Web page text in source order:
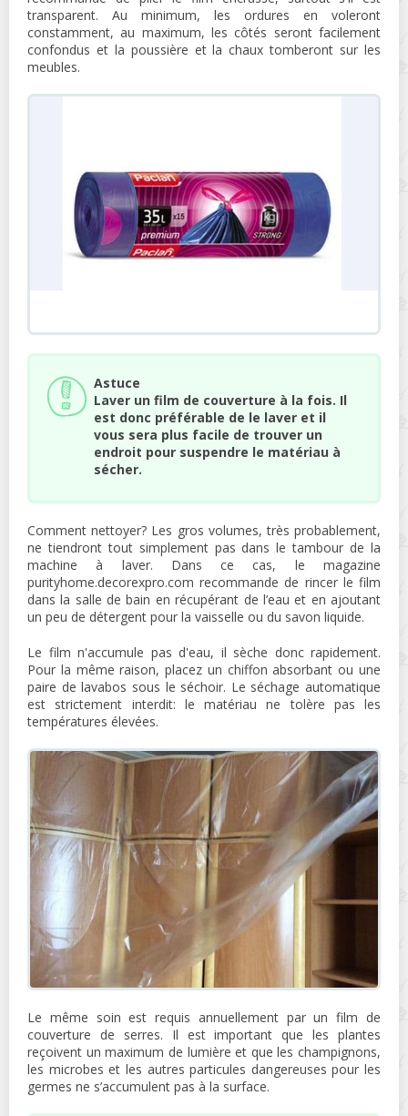
transparent. Au minimum, les ordures en voleront
constamment, au maximum, les côtés seront facilement
confondus et la poussière et la chaux tomberont sur les
meubles.
Astuce
Laver un film de couverture à la fois. Il
est donc préférable de le laver et il
vous sera plus facile de trouver un
endroit pour suspendre le matériau à
sécher.
Comment nettoyer? Les gros volumes, très probablement,
ne tiendront tout simplement pas dans le tambour de la
machine à laver. Dans ce cas, le magazine
purityhome.decorexpro.com recommande de rincer le film
dans la salle de bain en récupérant de l’eau et en ajoutant
un peu de détergent pour la vaisselle ou du savon liquide.
Le film n'accumule pas d'eau, il sèche donc rapidement.
Pour la même raison, placez un chiffon absorbant ou une
paire de lavabos sous le séchoir. Le séchage automatique
est strictement interdit: le matériau ne tolère pas les
températures élevées.
Le même soin est requis annuellement par un film de
couverture de serres. Il est important que les plantes
reçoivent un maximum de lumière et que les champignons,
les microbes et les autres particules dangereuses pour les
germes ne s’accumulent pas à la surface.